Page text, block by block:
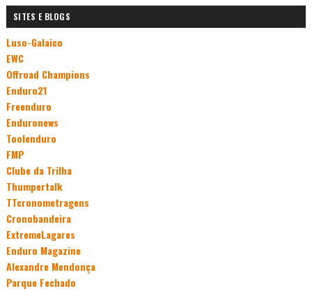
SITES E BLOGS
Luso-Galaico
EWC
Offroad Champions
Enduro21
Freenduro
Enduronews
Toolenduro
FMP
Clube da Trilha
Thumpertalk
TTcronometragens
Cronobandeira
ExtremeLagares
Enduro Magazine
Alexandre Mendonça
Parque Fechado